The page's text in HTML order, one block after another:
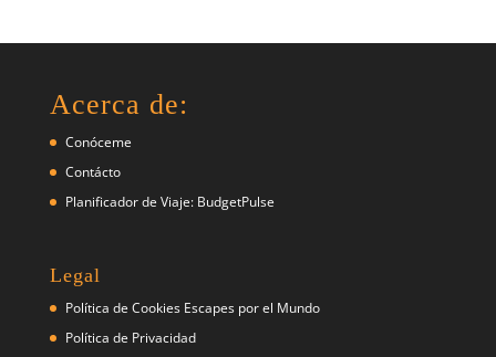
Acerca de:
Conóceme
Contácto
Planificador de Viaje: BudgetPulse
Legal
Política de Cookies Escapes por el Mundo
Política de Privacidad